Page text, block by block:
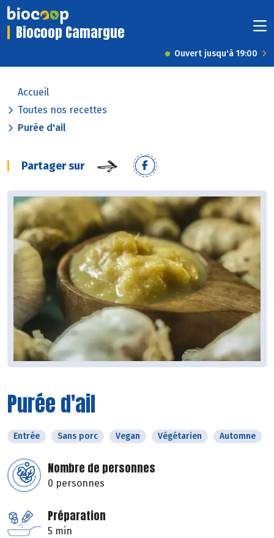
Biocoop Camargue
Ouvert jusqu'à 19:00
Accueil
Toutes nos recettes
Purée d'ail
Partager sur
Purée d'ail
Entrée Sans porc Vegan Végétarien Automne
Nombre de personnes
0 personnes
Préparation
5 min